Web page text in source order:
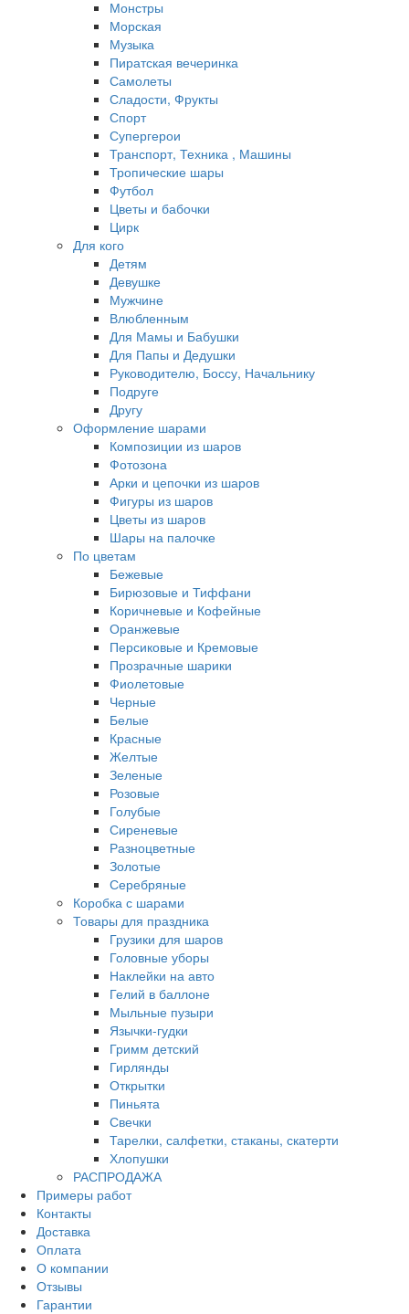
Монстры
Морская
Музыка
Пиратская вечеринка
Самолеты
Сладости, Фрукты
Спорт
Супергерои
Транспорт, Техника , Машины
Тропические шары
Футбол
Цветы и бабочки
Цирк
Для кого
Детям
Девушке
Мужчине
Влюбленным
Для Мамы и Бабушки
Для Папы и Дедушки
Руководителю, Боссу, Начальнику
Подруге
Другу
Оформление шарами
Композиции из шаров
Фотозона
Арки и цепочки из шаров
Фигуры из шаров
Цветы из шаров
Шары на палочке
По цветам
Бежевые
Бирюзовые и Тиффани
Коричневые и Кофейные
Оранжевые
Персиковые и Кремовые
Прозрачные шарики
Фиолетовые
Черные
Белые
Красные
Желтые
Зеленые
Розовые
Голубые
Сиреневые
Разноцветные
Золотые
Серебряные
Коробка с шарами
Товары для праздника
Грузики для шаров
Головные уборы
Наклейки на авто
Гелий в баллоне
Мыльные пузыри
Язычки-гудки
Гримм детский
Гирлянды
Открытки
Пиньята
Свечки
Тарелки, салфетки, стаканы, скатерти
Хлопушки
РАСПРОДАЖА
Примеры работ
Контакты
Доставка
Оплата
О компании
Отзывы
Гарантии